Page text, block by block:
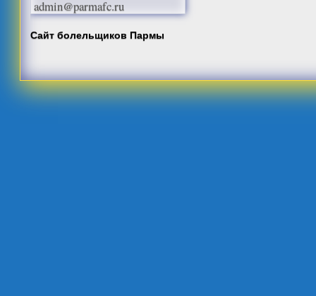
admin@parmafc.ru
Сайт болельщиков Пармы